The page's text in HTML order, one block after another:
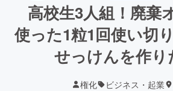
高校生3人組！廃棄
使った1粒1回使い切
せっけんを作り
権化 ビジネス・起業